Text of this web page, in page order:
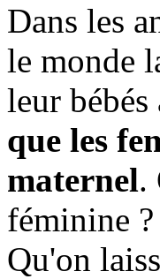
Dans les
le monde
leur
que les
maternel.
féminine ?
Qu'on